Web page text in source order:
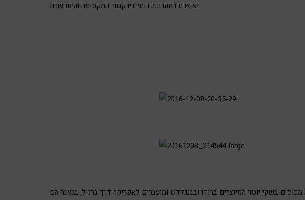
אוצרת התערוכה רותי דירקטור המקסימה והמוכשרת!
בשקי יוטה המיוצרים בהודו ובבנגלדש ומועברים לאפריקה דרך ברזיל, בגאנה הם